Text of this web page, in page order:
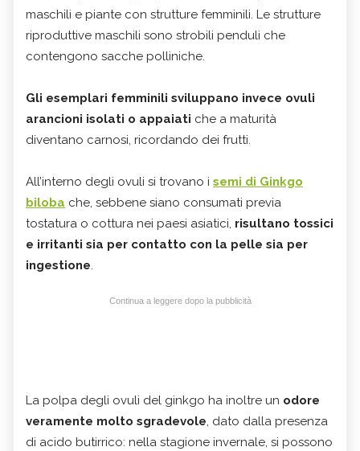
maschili e piante con strutture femminili. Le strutture
riproduttive maschili sono strobili penduli che
contengono sacche polliniche.
Gli esemplari femminili sviluppano invece ovuli
arancioni isolati o appaiati che a maturità
diventano carnosi, ricordando dei frutti.
All’interno degli ovuli si trovano i semi di Ginkgo
biloba che, sebbene siano consumati previa
tostatura o cottura nei paesi asiatici, risultano tossici
e irritanti sia per contatto con la pelle sia per
ingestione.
Continua a leggere dopo la pubblicità
La polpa degli ovuli del ginkgo ha inoltre un odore
veramente molto sgradevole, dato dalla presenza
di acido butirrico: nella stagione invernale, si possono